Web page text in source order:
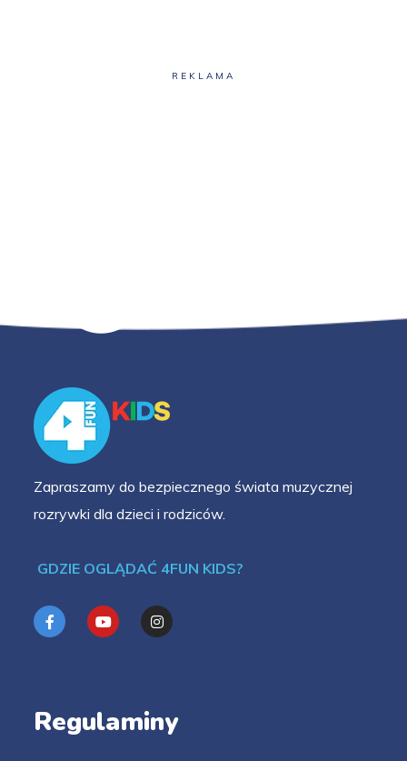
REKLAMA
Zapraszamy do bezpiecznego świata muzycznej
rozrywki dla dzieci i rodziców.
GDZIE OGLĄDAĆ 4FUN KIDS?
Regulaminy